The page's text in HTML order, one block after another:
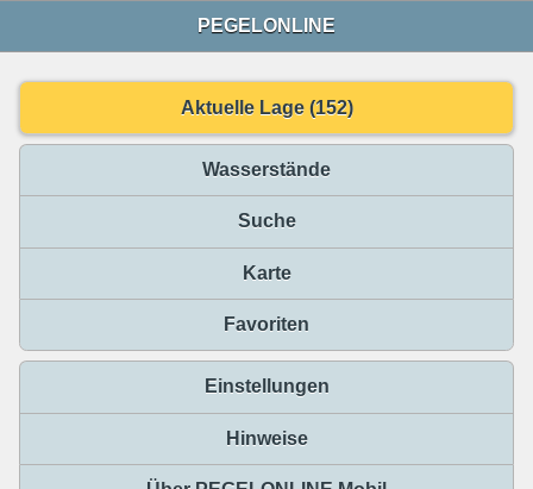
PEGELONLINE
Aktuelle Lage (152)
Wasserstände
Suche
Karte
Favoriten
Einstellungen
Hinweise